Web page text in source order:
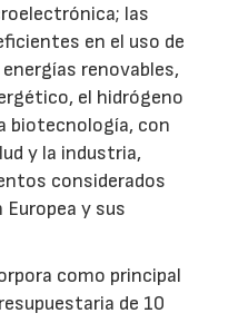
las
en el uso de
renovables,
el hidrógeno
biotecnología, con
y la industria,
considerados
y sus
como principal
de 10